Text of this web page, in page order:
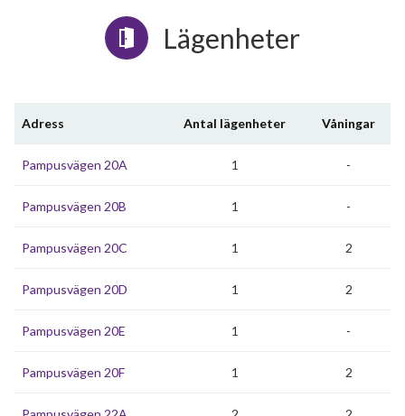
Lägenheter
Adress Antal lägenheter Våningar
Pampusvägen 20A 1 -
Pampusvägen 20B 1 -
Pampusvägen 20C 1 2
Pampusvägen 20D 1 2
Pampusvägen 20E 1 -
Pampusvägen 20F 1 2